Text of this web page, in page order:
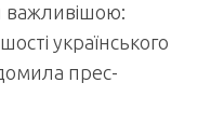
важливішою:
українського
прес-